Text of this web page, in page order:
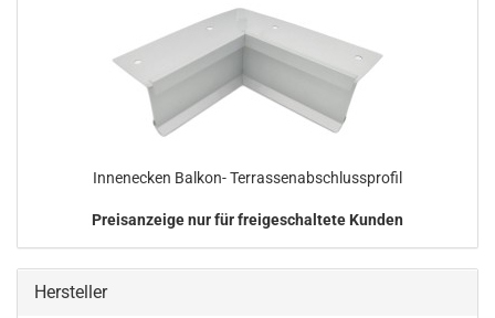
Innenecken Balkon- Terrassenabschlussprofil
Preisanzeige nur für freigeschaltete Kunden
Hersteller